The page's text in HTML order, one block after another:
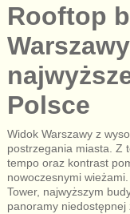
Rooftop
Polsce
Widok Warszawy z
postrzegania miasta. Z
tempo oraz kontrast
nowoczesnymi
Tower, najwyższym
panoramy